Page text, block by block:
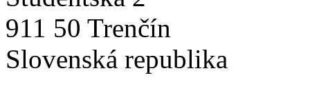
911 50 Trenčín
Slovenská republika